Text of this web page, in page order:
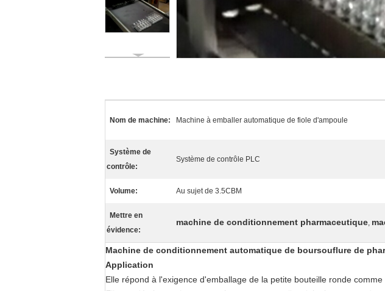
Nom de machine: Machine à emballer automatique de fiole d'ampoule
Système de
contrôle:
Système de contrôle PLC
Volume: Au sujet de 3.5CBM
Mettre en
évidence:
machine de conditionnement pharmaceutique,
Machine de conditionnement automatique de boursouflure de
Application
Elle répond à l'exigence d'emballage de la petite bouteille ronde